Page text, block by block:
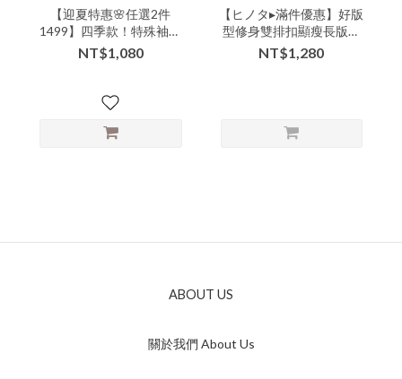
【迎夏特惠🌸任選2件
1499】四季款！特殊袖感
率性個性簡約中長版襯衫-
xxx-07265▶【本特惠恕無
的美女再下單💗】
NT$1,080
【ヒノタ▸滿件優惠】好版
型修身雙排扣顯瘦長版西
裝百搭牛仔背心-xxx-
310328▶
NT$1,280
ABOUT US
關於我們 About Us